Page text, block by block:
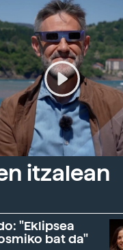
itzalean
"Eklipsea
bat da"